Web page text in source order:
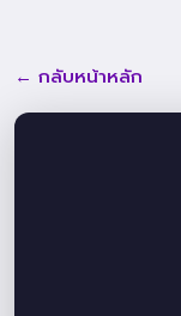
← กลับหน้าหลัก